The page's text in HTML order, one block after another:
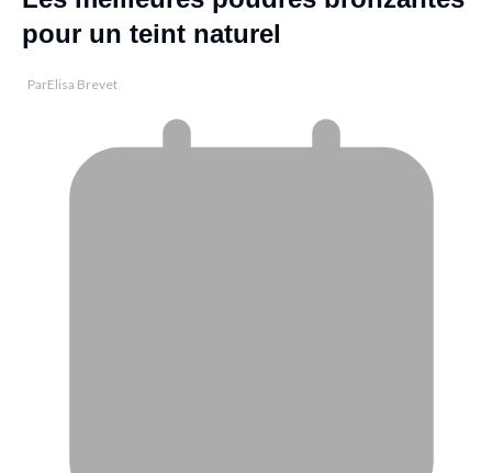
pour un teint naturel
ParElisa Brevet